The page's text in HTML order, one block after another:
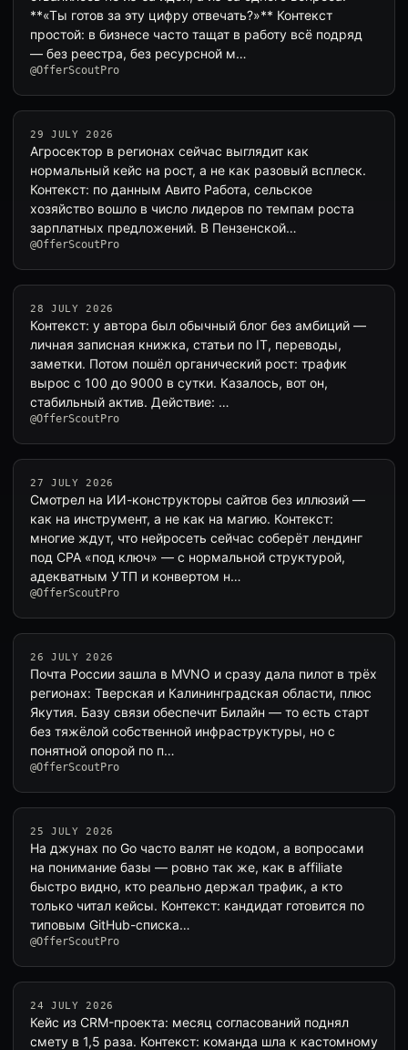
**«Ты готов за эту цифру отвечать?»** Контекст
простой: в бизнесе часто тащат в работу всё подряд
— без реестра, без ресурсной м…
@OfferScoutPro
29 JULY 2026
Агросектор в регионах сейчас выглядит как
нормальный кейс на рост, а не как разовый всплеск.
Контекст: по данным Авито Работа, сельское
хозяйство вошло в число лидеров по темпам роста
зарплатных предложений. В Пензенской…
@OfferScoutPro
28 JULY 2026
Контекст: у автора был обычный блог без амбиций —
личная записная книжка, статьи по IT, переводы,
заметки. Потом пошёл органический рост: трафик
вырос с 100 до 9000 в сутки. Казалось, вот он,
стабильный актив. Действие: …
@OfferScoutPro
27 JULY 2026
Смотрел на ИИ-конструкторы сайтов без иллюзий —
как на инструмент, а не как на магию. Контекст:
многие ждут, что нейросеть сейчас соберёт лендинг
под CPA «под ключ» — с нормальной структурой,
адекватным УТП и конвертом н…
@OfferScoutPro
26 JULY 2026
Почта России зашла в MVNO и сразу дала пилот в трёх
регионах: Тверская и Калининградская области, плюс
Якутия. Базу связи обеспечит Билайн — то есть старт
без тяжёлой собственной инфраструктуры, но с
понятной опорой по п…
@OfferScoutPro
25 JULY 2026
На джунах по Go часто валят не кодом, а вопросами
на понимание базы — ровно так же, как в affiliate
быстро видно, кто реально держал трафик, а кто
только читал кейсы. Контекст: кандидат готовится по
типовым GitHub-списка…
@OfferScoutPro
24 JULY 2026
Кейс из CRM-проекта: месяц согласований поднял
смету в 1,5 раза. Контекст: команда шла к кастомному